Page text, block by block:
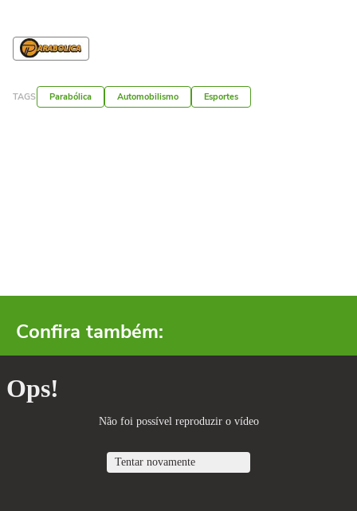
TAGS Parabólica Automobilismo Esportes
Confira também: